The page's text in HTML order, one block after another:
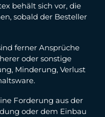
behält sich vor, die
sobald der Besteller
ferner Ansprüche
oder sonstige
Minderung, Verlust
Forderung aus der
oder dem Einbau